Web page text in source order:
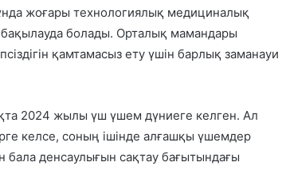
жоғары технологиялық медициналық
бақылауда болады. Орталық мамандары
қамтамасыз ету үшін барлық заманауи
2024 жылы үш үшем дүниеге келген. Ал
келсе, соның ішінде алғашқы үшемдер
бала денсаулығын сақтау бағытындағы